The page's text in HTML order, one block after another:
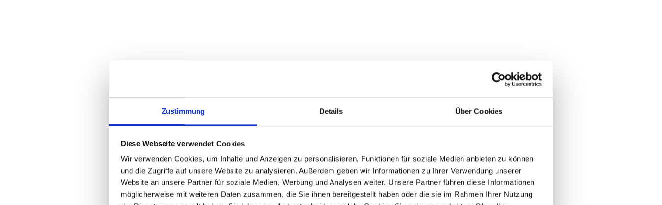
Zustimmung Details Über Cookies
Diese Webseite verwendet Cookies
Wir verwenden Cookies, um Inhalte und Anzeigen zu personalisieren, Funktionen für soziale Medien anbieten zu können
und die Zugriffe auf unsere Website zu analysieren. Außerdem geben wir Informationen zu Ihrer Verwendung unserer
Website an unsere Partner für soziale Medien, Werbung und Analysen weiter. Unsere Partner führen diese Informationen
möglicherweise mit weiteren Daten zusammen, die Sie ihnen bereitgestellt haben oder die sie im Rahmen Ihrer Nutzung